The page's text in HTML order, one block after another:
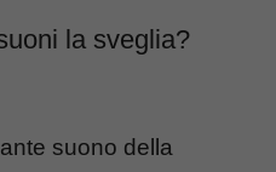
la sveglia?
suono della